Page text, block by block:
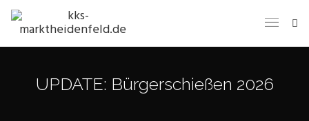
UPDATE: Bürgerschießen 2026